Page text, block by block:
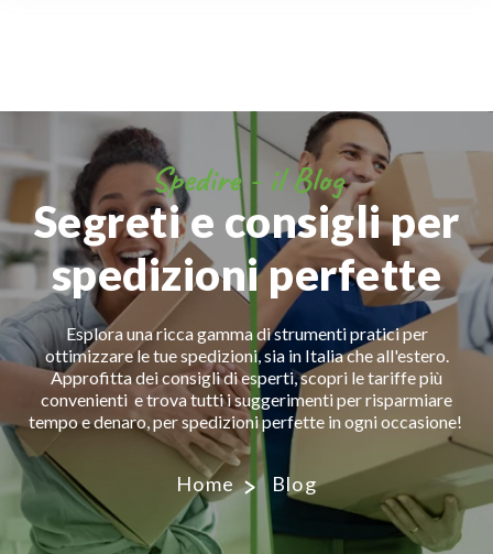
Spedire - il Blog
Segreti e consigli per
spedizioni perfette
Esplora una ricca gamma di strumenti pratici per
ottimizzare le tue spedizioni, sia in Italia che all'estero.
Approfitta dei consigli di esperti, scopri le tariffe più
convenienti e trova tutti i suggerimenti per risparmiare
tempo e denaro, per spedizioni perfette in ogni occasione!
Home Blog